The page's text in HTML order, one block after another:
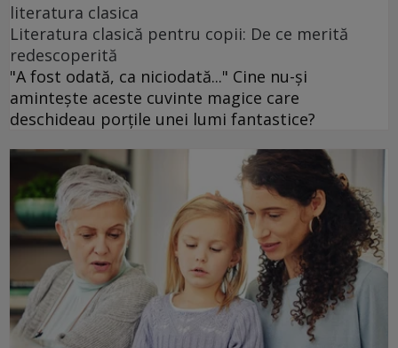
literatura clasica
Literatura clasică pentru copii: De ce merită
redescoperită
"A fost odată, ca niciodată..." Cine nu-și
amintește aceste cuvinte magice care
deschideau porțile unei lumi fantastice?